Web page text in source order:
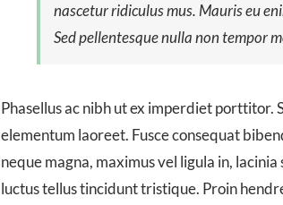
nascetur ridiculus mus. Mauris eu
Sed pellentesque nulla non tempor
Phasellus ac nibh ut ex imperdiet porttitor.
elementum laoreet. Fusce consequat
neque magna, maximus vel ligula in,
luctus tellus tincidunt tristique. Proin